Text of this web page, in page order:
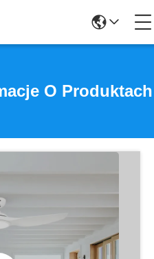
O Produktach